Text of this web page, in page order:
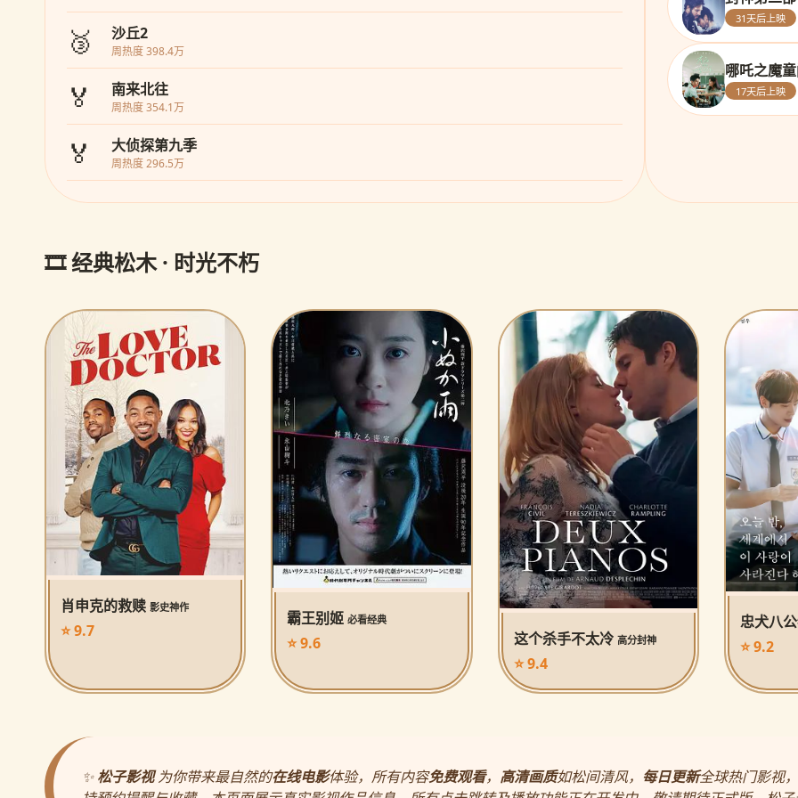
🥉 沙丘2
周热度 398.4万
🏅 南来北往
周热度 354.1万
🏅 大侦探第九季
周热度 296.5万
31天后上映
哪吒之魔
17天后上映
🎞️ 经典松木 · 时光不朽
肖申克的救赎 影史神作
⭐ 9.7
霸王别姬必看经典
⭐ 9.6 这个杀手不太冷 高分封神
⭐ 9.4
忠犬八
⭐ 9.2
✨松子影视为你带来最自然的在线电影体验，所有内容免费观看， 高清画质如松间清风， 每日更新全球热门影视，